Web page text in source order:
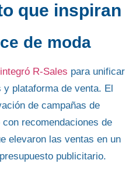
que inspiran
de moda
R-Sales para unificar
plataforma de venta. El
de campañas de
con recomendaciones de
elevaron las ventas en un
publicitario.